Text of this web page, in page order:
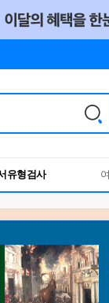
유형검사
Lab
유형검사